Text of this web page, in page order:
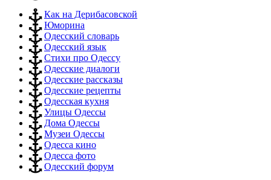
Как на Дерибасовской
Юморина
Одесский словарь
Одесский язык
Стихи про Одессу
Одесские диалоги
Одесские рассказы
Одесские рецепты
Одесская кухня
Улицы Одессы
Дома Одессы
Музеи Одессы
Одесса кино
Одесса фото
Одесский форум